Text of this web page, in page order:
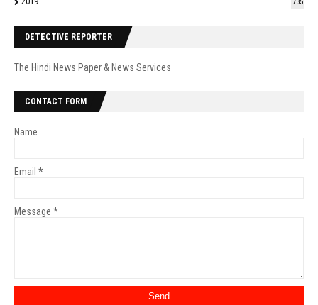
DETECTIVE REPORTER
The Hindi News Paper & News Services
CONTACT FORM
Name
Email *
Message *